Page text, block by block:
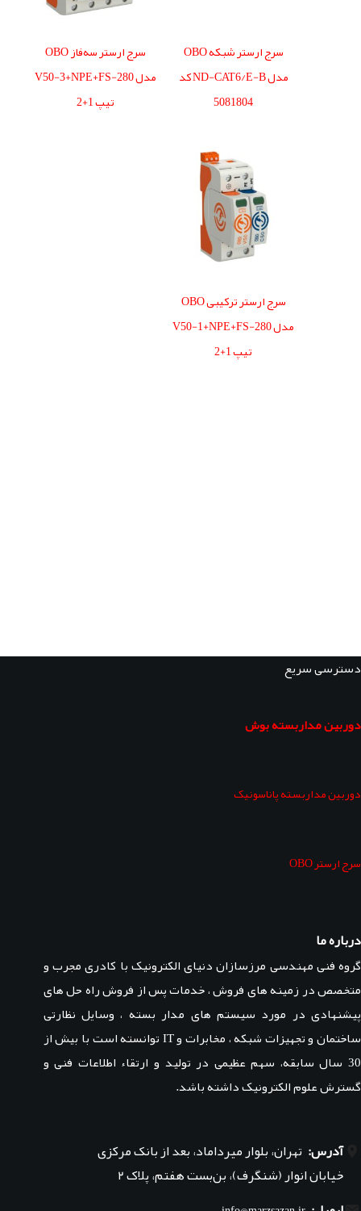
سرج ارستر شبکه OBO
مدل ND-CAT6/E-B کد
5081804
سرج ارستر سه‌فاز OBO
مدل V50-3+NPE+FS-280
تیپ 1+2
سرج ارستر ترکیبی OBO
مدل V50-1+NPE+FS-280
تیپ 1+2
دسترسی سریع
دوربین مداربسته بوش
دوربین مداربسته پاناسونیک
سرج ارستر OBO
درباره ما
گروه فنی مهندسی مرزسازان دنیای الکترونیک با کادری مجرب و
متخصص در زمینه های فروش ، خدمات پس از فروش راه حل های
پیشنهادی در مورد سیستم های مدار بسته ، وسایل نظارتی
ساختمان و تجهیزات شبکه ، مخابرات و IT توانسته است با بیش از
30 سال سابقه، سهم عظیمی در تولید و ارتقاء اطلاعات فنی و
گسترش علوم الکترونیک داشته باشد.
آدرس: تهران، بلوار میرداماد، بعد از بانک مرکزی
خیابان انوار (شنگرف)، بن‌بست هفتم، پلاک ۲